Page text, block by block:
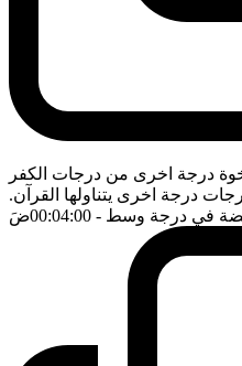
درجة اخرى من درجات الكفر
درجة اخرى يتناولها القرآن.
في درجة وسط - 00:04:00 ضَ